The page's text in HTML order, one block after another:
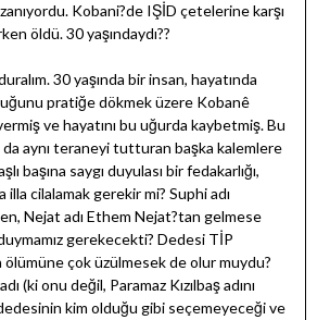
Kobani?de IŞİD çetelerine karşı
öldü. 30 yaşındaydı??
30 yaşında bir insan, hayatında
pratiğe dökmek üzere Kobanê
ve hayatını bu uğurda kaybetmiş. Bu
da aynı teraneyi tutturan başka kalemlere
başına saygı duyulası bir fedakarlığı,
cilalamak gerekir mi? Suphi adı
Nejat adı Ethem Nejat?tan gelmese
duymamız gerekecekti? Dedesi TİP
çok üzülmesek de olur muydu?
(ki onu değil, Paramaz Kızılbaş adını
kim olduğu gibi seçemeyeceği ve